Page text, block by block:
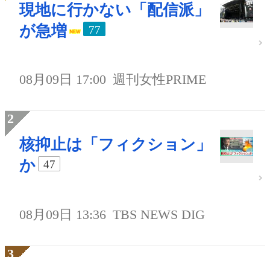
現地に行かない「配信派」
が急増
77
08月09日 17:00 週刊女性PRIME
核抑止は「フィクション」
か
47
08月09日 13:36 TBS NEWS DIG